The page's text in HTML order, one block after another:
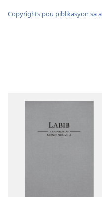
Copyrights pou piblikasyon sa a